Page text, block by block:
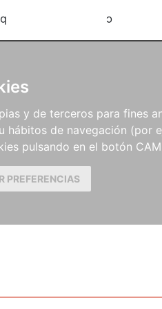
y de terceros para fines
hábitos de navegación (por
pulsando en el botón
PREFERENCIAS
b c